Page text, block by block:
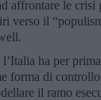
affrontare le
verso il
ha per
forma di
il ramo